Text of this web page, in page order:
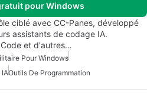
pour Windows
ciblé avec CC-Panes, développé
assistants de codage IA.
et d'autres…
Pour Windows
IAOutils De Programmation